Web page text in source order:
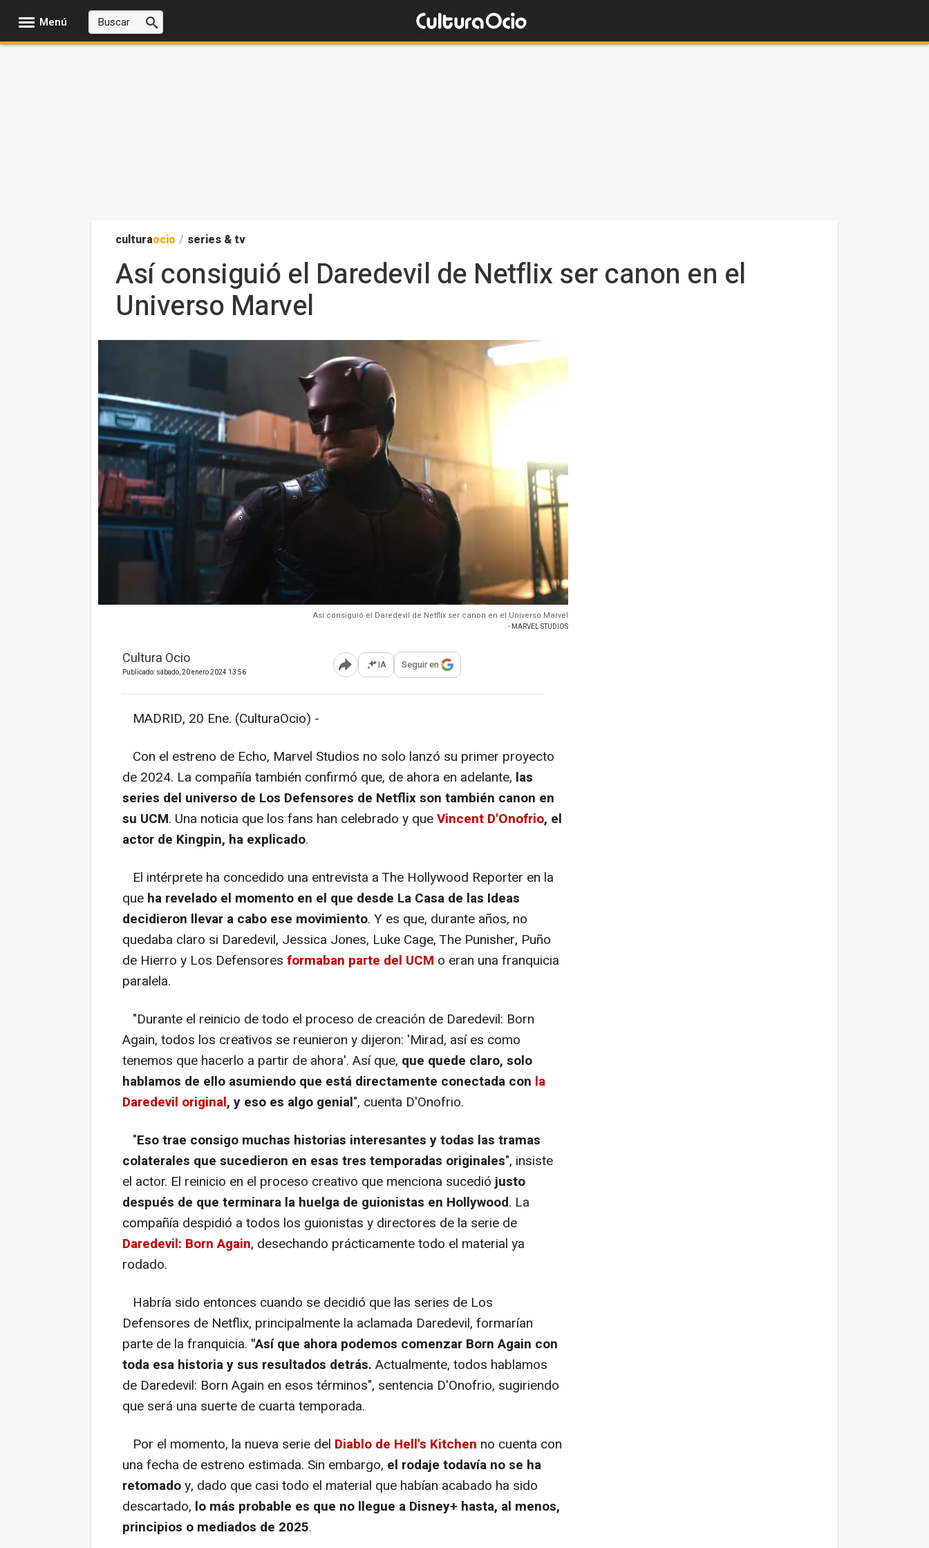
Menú
culturaocio / series & tv
Así consiguió el Daredevil de Netflix ser canon en el
Universo Marvel
Así consiguió el Daredevil de Netflix ser canon en el Universo Marvel
- MARVEL STUDIOS
Cultura Ocio
Publicado: sábado, 20 enero 2024 13:56 Abrir opciones para compartir
IA Seguir en
MADRID, 20 Ene. (CulturaOcio) -
Con el estreno de Echo, Marvel Studios no solo lanzó su primer proyecto
de 2024. La compañía también confirmó que, de ahora en adelante, las
series del universo de Los Defensores de Netflix son también canon en
su UCM. Una noticia que los fans han celebrado y queVincent D'Onofrio, el
actor de Kingpin, ha explicado.
El intérprete ha concedido una entrevista a The Hollywood Reporter en la
que ha revelado el momento en el que desde La Casa de las Ideas
decidieron llevar a cabo ese movimiento. Y es que, durante años, no
quedaba claro si Daredevil, Jessica Jones, Luke Cage, The Punisher, Puño
de Hierro y Los Defensores formaban parte del UCM o eran una franquicia
paralela.
"Durante el reinicio de todo el proceso de creación de Daredevil: Born
Again, todos los creativos se reunieron y dijeron: 'Mirad, así es como
tenemos que hacerlo a partir de ahora'. Así que, que quede claro, solo
hablamos de ello asumiendo que está directamente conectada con la
Daredevil original, y eso es algo genial", cuenta D'Onofrio.
"Eso trae consigo muchas historias interesantes y todas las tramas
colaterales que sucedieron en esas tres temporadas originales", insiste
el actor. El reinicio en el proceso creativo que menciona sucediójusto
después de que terminara la huelga de guionistas en Hollywood. La
compañía despidió a todos los guionistas y directores de la serie de
Daredevil: Born Again, desechando prácticamente todo el material ya
rodado.
Habría sido entonces cuando se decidió que las series de Los
Defensores de Netflix, principalmente la aclamada Daredevil, formarían
parte de la franquicia. "Así que ahora podemos comenzar Born Again con
toda esa historia y sus resultados detrás. Actualmente, todos hablamos
de Daredevil: Born Again en esos términos", sentencia D'Onofrio, sugiriendo
que será una suerte de cuarta temporada.
Por el momento, la nueva serie del Diablo de Hell's Kitchen no cuenta con
una fecha de estreno estimada. Sin embargo, el rodaje todavía no se ha
retomadoy, dado que casi todo el material que habían acabado ha sido
descartado, lo más probable es que no llegue a Disney+ hasta, al menos,
principios o mediados de 2025.